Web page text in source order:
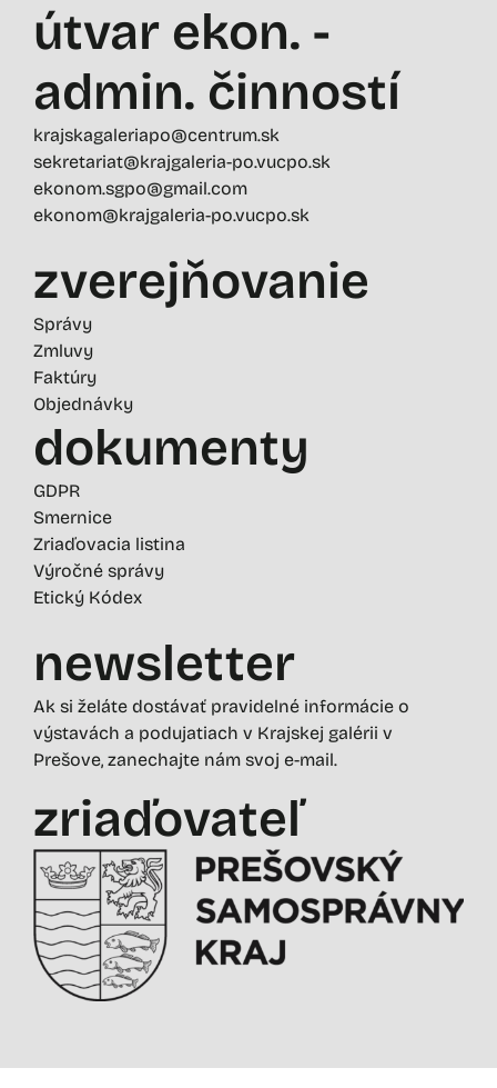
útvar ekon. -
admin. činností
krajskagaleriapo@centrum.sk
sekretariat@krajgaleria-po.vucpo.sk
ekonom.sgpo@gmail.com
ekonom@krajgaleria-po.vucpo.sk
zverejňovanie
Správy
Zmluvy
Faktúry
Objednávky
dokumenty
GDPR
Smernice
Zriaďovacia listina
Výročné správy
Etický Kódex
newsletter
Ak si želáte dostávať pravidelné informácie o
výstavách a podujatiach v Krajskej galérii v
Prešove, zanechajte nám svoj e-mail.
zriaďovateľ